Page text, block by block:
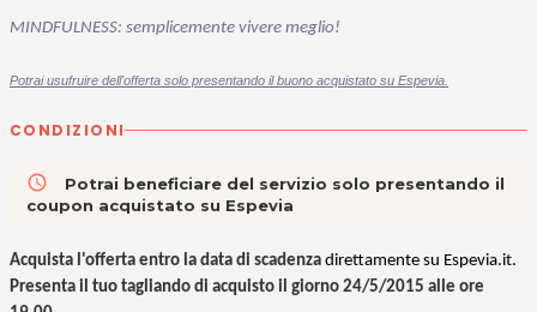
MINDFULNESS: semplicemente vivere meglio!
Potrai usufruire dell'offerta solo presentando il buono acquistato su Espevia.
CONDIZIONI
access_time
Potrai beneficiare del servizio solo presentando il
coupon acquistato su Espevia
Acquista l'offerta entro la data di scadenza direttamente su Espevia.it.
Presenta il tuo tagliando di acquisto il giorno 24/5/2015 alle ore